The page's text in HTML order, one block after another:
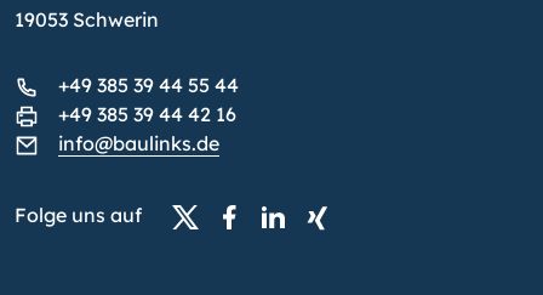
19053 Schwerin
+49 385 39 44 55 44
+49 385 39 44 42 16
info@baulinks.de
Folge uns auf